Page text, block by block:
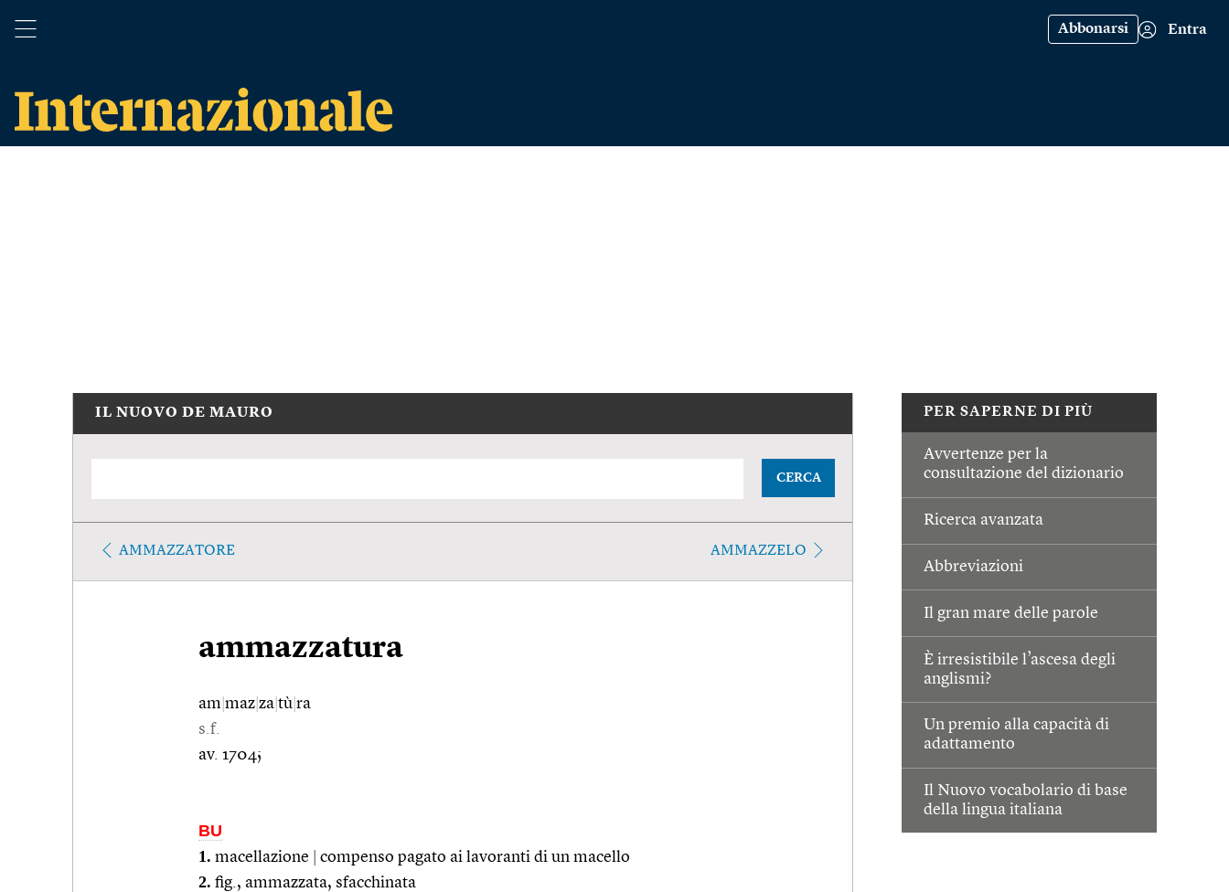
Abbonarsi Entra
PER SAPERNE DI PIÙ
Avvertenze per la
consultazione del dizionario
Ricerca avanzata
Abbreviazioni
Il gran mare delle parole
È irresistibile l’ascesa degli
anglismi?
Un premio alla capacità di
adattamento
Il Nuovo vocabolario di base
della lingua italiana
IL NUOVO DE MAURO
CERCA
AMMAZZATORE AMMAZZELO
ammazzatura
am maz za tù ra
s.f.
av. 1704;
BU
1. macellazione compenso pagato ai lavoranti di un macello
2. fig., ammazzata, sfacchinata